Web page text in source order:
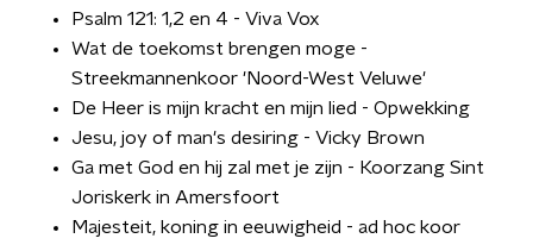
Psalm 121: 1,2 en 4 - Viva Vox
Wat de toekomst brengen moge -
Streekmannenkoor 'Noord-West Veluwe'
De Heer is mijn kracht en mijn lied - Opwekking
Jesu, joy of man's desiring - Vicky Brown
Ga met God en hij zal met je zijn - Koorzang Sint
Joriskerk in Amersfoort
Majesteit, koning in eeuwigheid - ad hoc koor